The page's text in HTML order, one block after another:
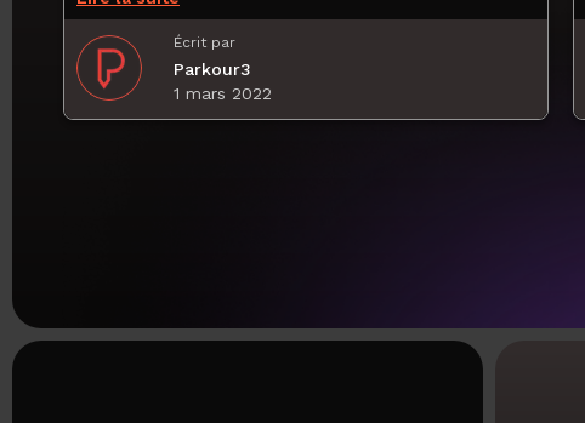
Écrit par
Parkour3
1 mars 2022